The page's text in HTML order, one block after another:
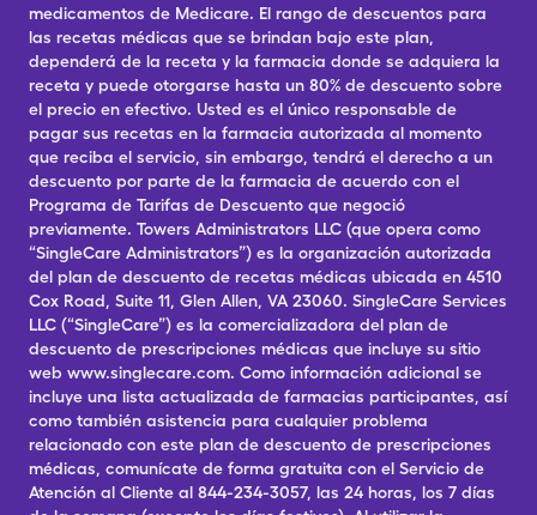
medicamentos de Medicare. El rango de descuentos para
las recetas médicas que se brindan bajo este plan,
dependerá de la receta y la farmacia donde se adquiera la
receta y puede otorgarse hasta un 80% de descuento sobre
el precio en efectivo. Usted es el único responsable de
pagar sus recetas en la farmacia autorizada al momento
que reciba el servicio, sin embargo, tendrá el derecho a un
descuento por parte de la farmacia de acuerdo con el
Programa de Tarifas de Descuento que negoció
previamente. Towers Administrators LLC (que opera como
“SingleCare Administrators”) es la organización autorizada
del plan de descuento de recetas médicas ubicada en 4510
Cox Road, Suite 11, Glen Allen, VA 23060. SingleCare Services
LLC (“SingleCare”) es la comercializadora del plan de
descuento de prescripciones médicas que incluye su sitio
web www.singlecare.com. Como información adicional se
incluye una lista actualizada de farmacias participantes, así
como también asistencia para cualquier problema
relacionado con este plan de descuento de prescripciones
médicas, comunícate de forma gratuita con el Servicio de
Atención al Cliente al 844-234-3057, las 24 horas, los 7 días